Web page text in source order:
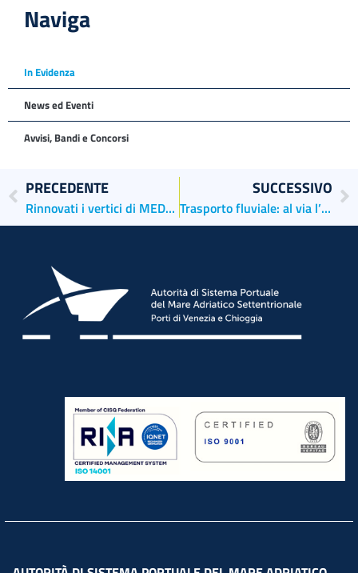
Naviga
In Evidenza
News ed Eventi
Avvisi, Bandi e Concorsi
PRECEDENTE
Rinnovati i vertici di MEDPorts
SUCCESSIVO
Trasporto fluviale: al via l’idrobonus, opportunità per i porti di Venezia e Chioggia